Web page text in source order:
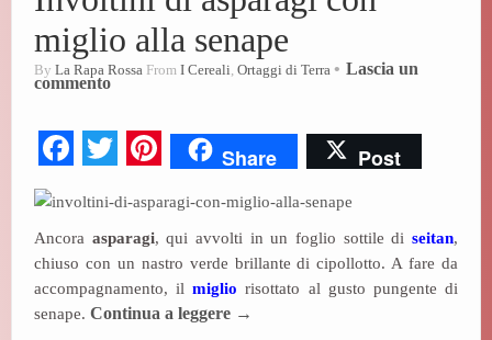
miglio alla senape
By La Rapa Rossa From I Cereali, Ortaggi di Terra Lascia un
commento
Fa
bo
ok
T
tte
r
Pi
er
es
t
Share Post
Ancora asparagi, qui avvolti in un foglio sottile di seitan,
chiuso con un nastro verde brillante di cipollotto. A fare da
accompagnamento, ilmiglio risottato al gusto pungente di
senape. Continua a leggere →